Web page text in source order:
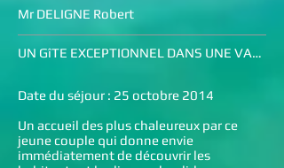
Mr DELIGNE Robert
UN GîTE EXCEPTIONNEL DANS UNE VALEE SPLENDIDE
Date du séjour : 25 octobre 2014
Un accueil des plus chaleureux par ce
jeune couple qui donne envie
immédiatement de découvrir les